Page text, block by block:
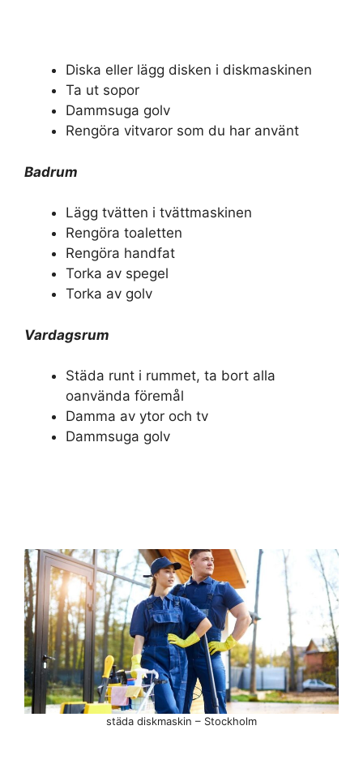
Diska eller lägg disken i diskmaskinen
Ta ut sopor
Dammsuga golv
Rengöra vitvaror som du har använt
Badrum
Lägg tvätten i tvättmaskinen
Rengöra toaletten
Rengöra handfat
Torka av spegel
Torka av golv
Vardagsrum
Städa runt i rummet, ta bort alla
oanvända föremål
Damma av ytor och tv
Dammsuga golv
städa diskmaskin – Stockholm